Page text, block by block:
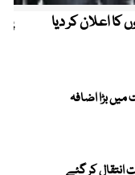
کا اعلان کر دیا
بڑا اضافہ
انتقال کر گئے